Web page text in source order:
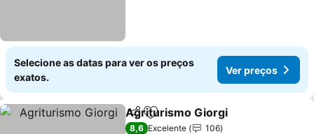
Selecione as datas para ver os preços
exatos.
Ver preços
PartilharAdicionar aos favoritos
Agriturismo Giorgi
8,6 Excelente
106